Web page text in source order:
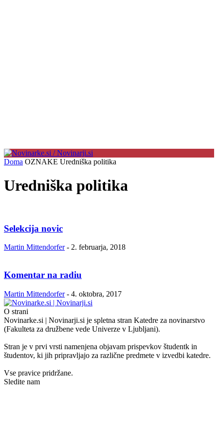
Doma OZNAKE Uredniška politika
Uredniška politika
Selekcija novic
Martin Mittendorfer - 2. februarja, 2018
Komentar na radiu
Martin Mittendorfer - 4. oktobra, 2017
O strani
Novinarke.si | Novinarji.si je spletna stran Katedre za novinarstvo
(Fakulteta za družbene vede Univerze v Ljubljani).
Stran je v prvi vrsti namenjena objavam prispevkov študentk in
študentov, ki jih pripravljajo za različne predmete v izvedbi katedre.
Vse pravice pridržane.
Sledite nam